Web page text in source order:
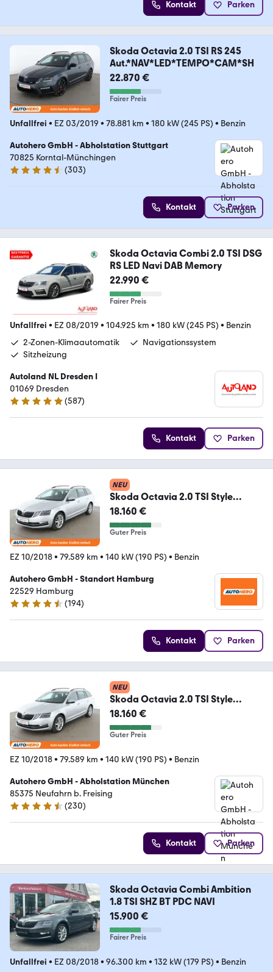
Kontakt Parken
Skoda Octavia 2.0 TSI RS 245
Aut.*NAV*LED*TEMPO*CAM*SH
22.870 €
Fairer Preis
Unfallfrei • EZ 03/2019 • 78.881 km • 180 kW (245 PS) • Benzin
Autohero GmbH - Abholstation Stuttgart
70825 Korntal-Münchingen
4.4 Sterne
(303)
Kontakt Parken
Skoda Octavia Combi 2.0 TSI DSG
RS LED Navi DAB Memory
22.990 €
Fairer Preis
Unfallfrei • EZ 08/2019 • 104.925 km • 180 kW (245 PS) • Benzin
2-Zonen-Klimaautomatik
Navigationssystem
Sitzheizung
Autoland NL Dresden I
01069 Dresden
4.8 Sterne
(587)
Kontakt Parken
NEU
Skoda Octavia 2.0 TSI Style
Aut.*NAVI*PDC*TEMPO*
18.160 €
Guter Preis
EZ 10/2018• 79.589 km • 140 kW (190 PS) • Benzin
Autohero GmbH - Standort Hamburg
22529 Hamburg
4.6 Sterne
(194)
Kontakt Parken
NEU
Skoda Octavia 2.0 TSI Style
Aut.*NAVI*PDC*TEMPO*
18.160 €
Guter Preis
EZ 10/2018• 79.589 km • 140 kW (190 PS) • Benzin
Autohero GmbH - Abholstation München
85375 Neufahrn b. Freising
4.4 Sterne
(230)
Kontakt Parken
Skoda Octavia Combi Ambition
1.8 TSI SHZ BT PDC NAVI
15.900 €
Fairer Preis
Unfallfrei • EZ 08/2018• 96.300 km • 132 kW (179 PS) • Benzin